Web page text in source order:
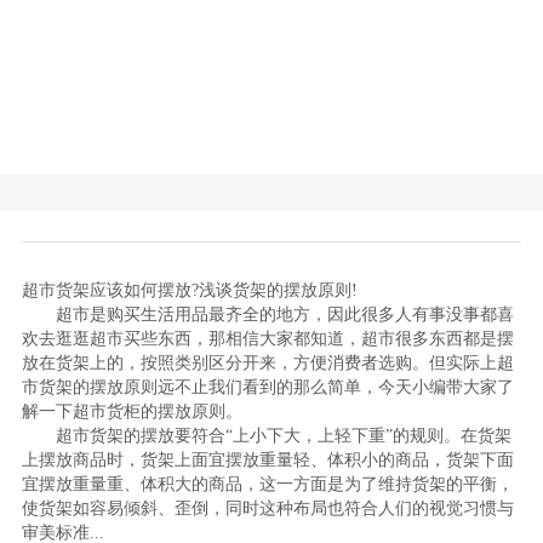
超市货架应该如何摆放?浅谈货架的摆放原则!
超市是购买生活用品最齐全的地方，因此很多人有事没事都喜
欢去逛逛超市买些东西，那相信大家都知道，超市很多东西都是摆
放在货架上的，按照类别区分开来，方便消费者选购。但实际上超
市货架的摆放原则远不止我们看到的那么简单，今天小编带大家了
解一下超市货柜的摆放原则。
超市货架的摆放要符合“上小下大，上轻下重”的规则。在货架
上摆放商品时，货架上面宜摆放重量轻、体积小的商品，货架下面
宜摆放重量重、体积大的商品，这一方面是为了维持货架的平衡，
使货架如容易倾斜、歪倒，同时这种布局也符合人们的视觉习惯与
审美标准...